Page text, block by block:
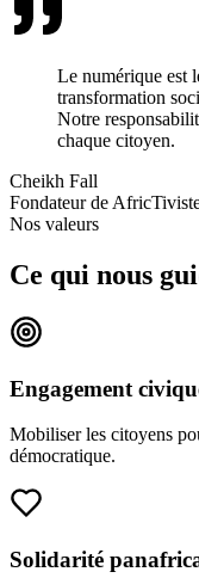
Le numérique est
transformation
Notre
chaque citoyen.
Cheikh Fall
Fondateur de
Nos valeurs
Ce qui nous
Engagement
Mobiliser les citoyens
démocratique.
Solidarité